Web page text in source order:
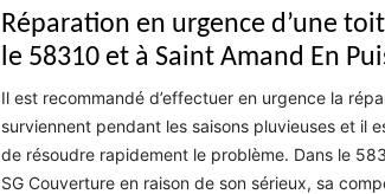
Réparation en urgence d’une
le 58310 et à Saint Amand En
Il est recommandé d’effectuer en urgence la
surviennent pendant les saisons pluvieuses et il
de résoudre rapidement le problème. Dans le
SG Couverture en raison de son sérieux, sa